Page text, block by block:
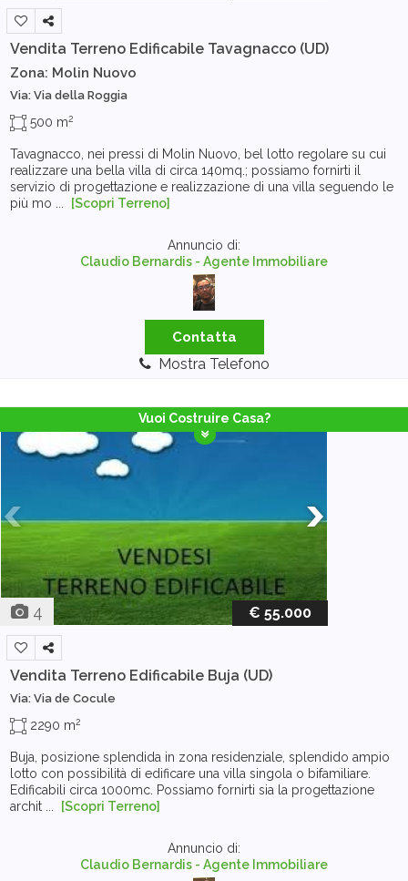
Vendita Terreno Edificabile Tavagnacco (UD)
Zona: Molin Nuovo
Via: Via della Roggia
500 m2
Tavagnacco, nei pressi di Molin Nuovo, bel lotto regolare su cui
realizzare una bella villa di circa 140mq.; possiamo fornirti il
servizio di progettazione e realizzazione di una villa seguendo le
più mo ...
[Scopri Terreno]
Annuncio di:
Claudio Bernardis - Agente Immobiliare
Contatta
Mostra Telefono
Vuoi Costruire Casa?
4 € 55.000
Vendita Terreno Edificabile Buja (UD)
Via: Via de Cocule
2290 m2
Buja, posizione splendida in zona residenziale, splendido ampio
lotto con possibilità di edificare una villa singola o bifamiliare.
Edificabili circa 1000mc. Possiamo fornirti sia la progettazione
archit ...
[Scopri Terreno]
Annuncio di:
Claudio Bernardis - Agente Immobiliare